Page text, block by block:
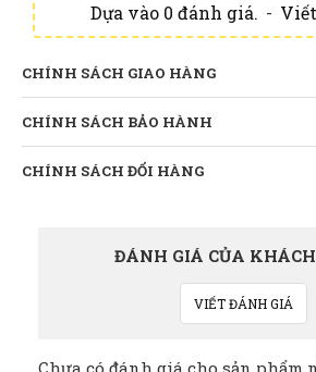
Dựa vào 0 đánh giá. -
CHÍNH SÁCH GIAO HÀNG
CHÍNH SÁCH BẢO HÀNH
CHÍNH SÁCH ĐỔI HÀNG
ĐÁNH GIÁ CỦA
VIẾT ĐÁNH GIÁ